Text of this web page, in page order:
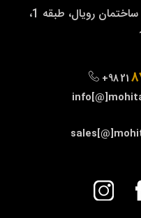
تهران، اقدسیه، نرسیده به لنگری، ساختمان رویال، طبقه 1،
+98 21